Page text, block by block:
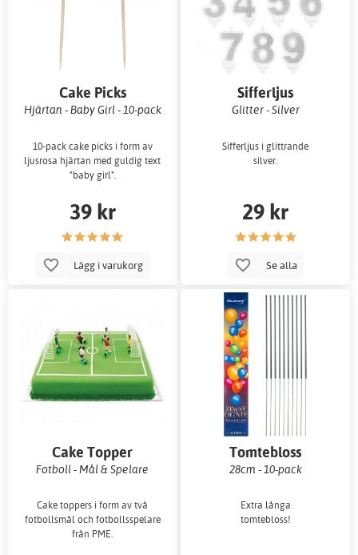
Cake Picks
Hjärtan - Baby Girl - 10-pack
10-pack cake picks i form av
ljusrosa hjärtan med guldig text
"baby girl".
39 kr
Lägg i varukorg
Sifferljus
Glitter - Silver
Sifferljus i glittrande
silver.
29 kr
Se alla
Cake Topper
Fotboll - Mål & Spelare
Cake toppers i form av två
fotbollsmål och fotbollsspelare
från PME.
Tomtebloss
28cm - 10-pack
Extra långa
tomtebloss!